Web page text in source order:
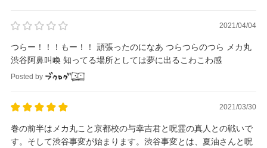
2021/04/04
つらー！！！もー！！ 頑張ったのになあ つらつらのつら メカ丸
渋谷阿鼻叫喚 知ってる場所としては夢に出るこわこわ感
Posted by
2021/03/30
巻の前半はメカ丸こと京都校の与幸吉君と呪霊の真人との戦いで
す。そして渋谷事変が始まります。渋谷事変とは、夏油さんと呪